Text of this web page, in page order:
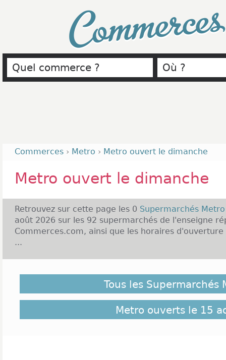
Commerces › Metro › Metro ouvert le dimanche
Metro ouvert le dimanche
Retrouvez sur cette page les 0 Supermarchés
août 2026 sur les 92 supermarchés de l'enseigne
Commerces.com, ainsi que les horaires
...
Magasins spécialisés dans les produits pour les
autres professionnels, Metro nous vient
première boutique de l'enseigne voit le jour en
compte 92 magasins dans tout le pays et
Tous les Supermarchés
Metro ouverts le 15